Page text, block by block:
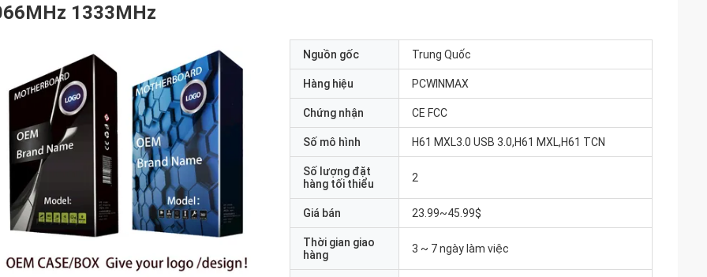
1333MHz
Nguồn gốc Trung Quốc
Hàng hiệu PCWINMAX
Chứng nhận CE FCC
Số mô hình H61 MXL3.0 USB 3.0,H61 MXL,H61 TCN
Số lượng đặt
hàng tối thiểu
2
Giá bán 23.99~45.99$
Thời gian giao
hàng
3 ~ 7 ngày làm việc